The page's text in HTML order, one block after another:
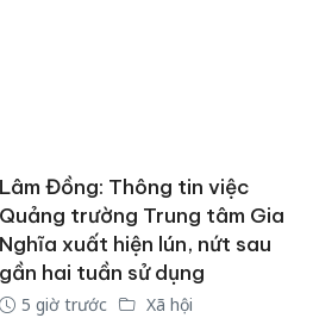
Lâm Đồng: Thông tin việc
Quảng trường Trung tâm Gia
Nghĩa xuất hiện lún, nứt sau
gần hai tuần sử dụng
5 giờ trước Xã hội